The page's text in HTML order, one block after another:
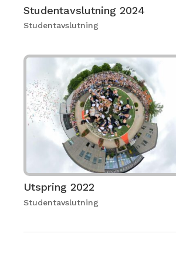
Studentavslutning 2024
Studentavslutning
Utspring 2022
Studentavslutning